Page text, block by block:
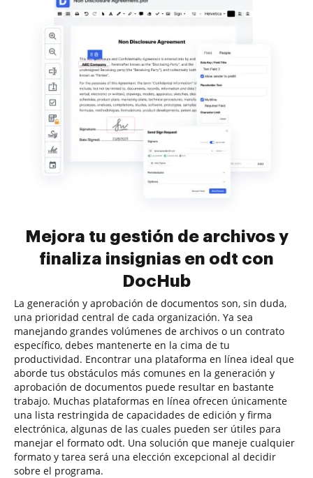
Mejora tu gestión de archivos y
finaliza insignias en odt con
DocHub
La generación y aprobación de documentos son, sin duda,
una prioridad central de cada organización. Ya sea
manejando grandes volúmenes de archivos o un contrato
específico, debes mantenerte en la cima de tu
productividad. Encontrar una plataforma en línea ideal que
aborde tus obstáculos más comunes en la generación y
aprobación de documentos puede resultar en bastante
trabajo. Muchas plataformas en línea ofrecen únicamente
una lista restringida de capacidades de edición y firma
electrónica, algunas de las cuales pueden ser útiles para
manejar el formato odt. Una solución que maneje cualquier
formato y tarea será una elección excepcional al decidir
sobre el programa.